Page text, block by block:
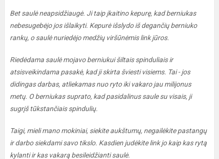
Bet saulė neapsidžiaugė. Ji taip įkaitino kepurę, kad berniukas
nebesugebėjo jos išlaikyti. Kepurė išslydo iš degančių berniuko
rankų, o saulė nuriedėjo medžių viršūnėmis link jūros.
Riedėdama saulė mojavo berniukui šiltais spinduliais ir
atsisveikindama pasakė, kad ji skirta šviesti visiems. Tai - jos
didingas darbas, atliekamas nuo ryto iki vakaro jau milijonus
metų. O berniukas suprato, kad pasidalinus saule su visais, ji
sugrįš tūkstančiais spindulių.
Taigi, mieli mano mokiniai, siekite aukštumų, negailėkite pastangų
ir darbo siekdami savo tikslo. Kasdien judėkite link jo kaip kas rytą
kylanti ir kas vakarą besileidžianti saulė.